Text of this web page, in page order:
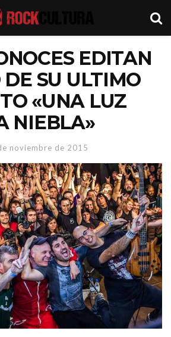
EDITAN
DE SU ULTIMO
«UNA LUZ
NIEBLA»
noviembre de 2015